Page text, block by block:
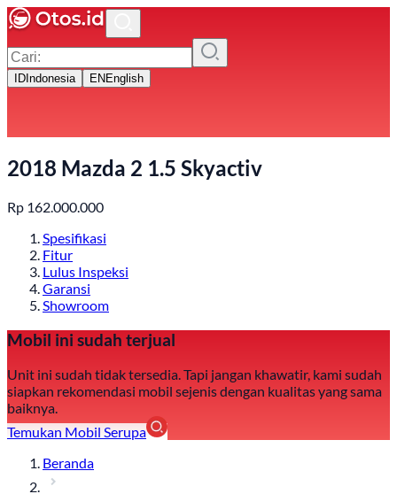
ID Indonesia EN English
2018 Mazda 2 1.5 Skyactiv
Rp 162.000.000
Spesifikasi
Fitur
Lulus Inspeksi
Garansi
Showroom
Mobil ini sudah terjual
Unit ini sudah tidak tersedia. Tapi jangan khawatir, kami sudah
siapkan rekomendasi mobil sejenis dengan kualitas yang sama
baiknya.
Temukan Mobil Serupa
Beranda